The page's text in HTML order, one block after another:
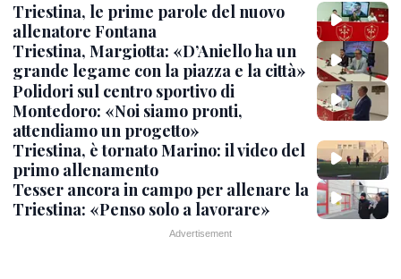
Triestina, le prime parole del nuovo
allenatore Fontana
Triestina, Margiotta: «D’Aniello ha un
grande legame con la piazza e la città»
Polidori sul centro sportivo di
Montedoro: «Noi siamo pronti,
attendiamo un progetto»
Triestina, è tornato Marino: il video del
primo allenamento
Tesser ancora in campo per allenare la
Triestina: «Penso solo a lavorare»